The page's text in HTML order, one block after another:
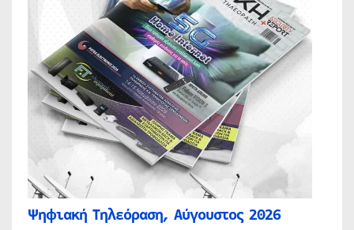
Ψηφιακή Τηλεόραση, Αύγουστος 2026